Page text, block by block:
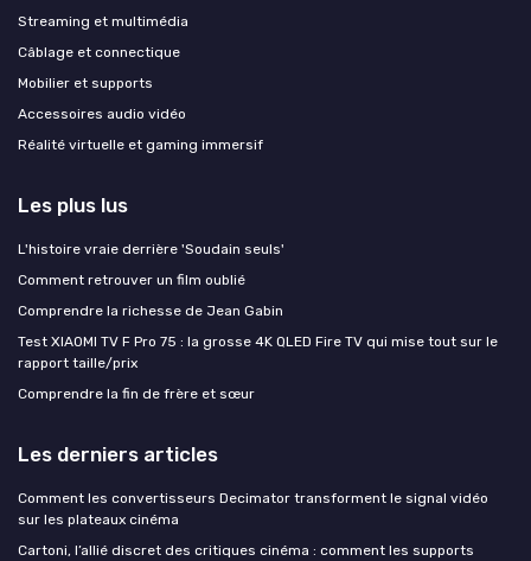
Streaming et multimédia
Câblage et connectique
Mobilier et supports
Accessoires audio vidéo
Réalité virtuelle et gaming immersif
Les plus lus
L'histoire vraie derrière 'Soudain seuls'
Comment retrouver un film oublié
Comprendre la richesse de Jean Gabin
Test XIAOMI TV F Pro 75 : la grosse 4K QLED Fire TV qui mise tout sur le
rapport taille/prix
Comprendre la fin de frère et sœur
Les derniers articles
Comment les convertisseurs Decimator transforment le signal vidéo
sur les plateaux cinéma
Cartoni, l’allié discret des critiques cinéma : comment les supports